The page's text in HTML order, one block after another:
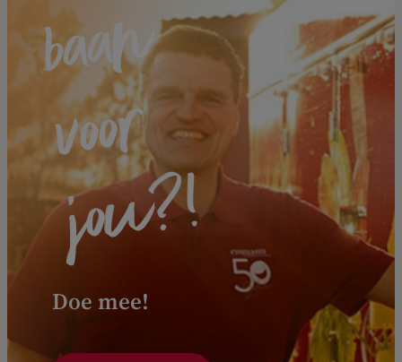
n
r
!
Doe mee!